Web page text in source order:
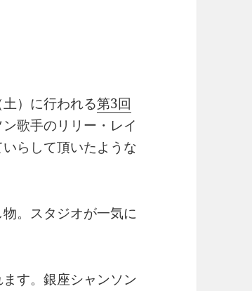
）に行われる第3回
歌手のリリー・レイ
らして頂いたような
。スタジオが一気に
す。銀座シャンソン